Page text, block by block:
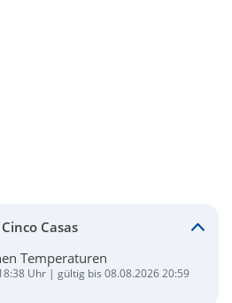
Casas
Temperaturen
Uhr | gültig bis 08.08.2026 20:59